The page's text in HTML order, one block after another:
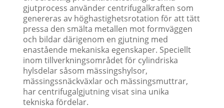
gjutprocess använder centrifugalkraften som
genereras av höghastighetsrotation för att tätt
pressa den smälta metallen mot formväggen
och bildar därigenom en gjutning med
enastående mekaniska egenskaper. Speciellt
inom tillverkningsområdet för cylindriska
hylsdelar såsom mässingshylsor,
mässingssnäckväxlar och mässingsmuttrar,
har centrifugalgjutning visat sina unika
tekniska fördelar.